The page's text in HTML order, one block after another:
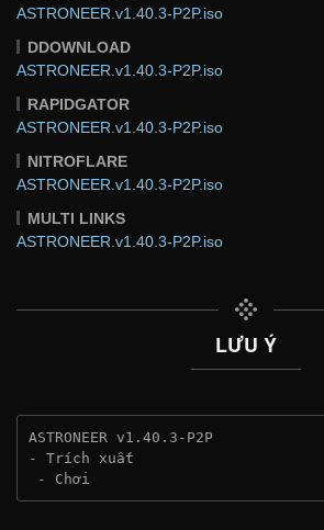
ASTRONEER.v1.40.3-P2P.iso
DDOWNLOAD
ASTRONEER.v1.40.3-P2P.iso
RAPIDGATOR
ASTRONEER.v1.40.3-P2P.iso
NITROFLARE
ASTRONEER.v1.40.3-P2P.iso
MULTI LINKS
ASTRONEER.v1.40.3-P2P.iso
LƯU Ý
ASTRONEER v1.40.3-P2P
- Trích xuất
- Chơi